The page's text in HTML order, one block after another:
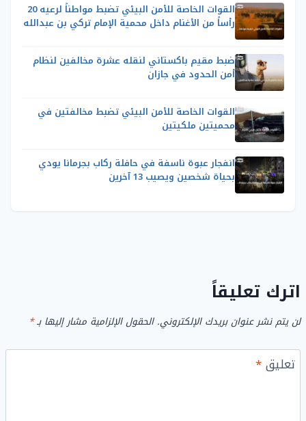
القوات الخاصة للأمن البيئي تضبط مواطناً لرعيه 20
رأساً من الأغنام داخل محمية الإمام تركي بن عبدالله
ضبط مقيم باكستاني لنقله عشرة مخالفين لنظام
أمن الحدود في جازان
القوات الخاصة للأمن البيئي تضبط مخالفتين في
محميتين ملكيتين
انفجار عبوة ناسفة في حافلة ركاب بجرمانا يودي
بحياة شخصين ويصيب 13 آخرين
اترك تعليقاً
لن يتم نشر عنوان بريدك الإلكتروني. الحقول الإلزامية مشار إليها بـ*
تعليق*